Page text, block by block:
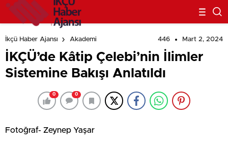
İkçü Haber Ajansı Akademi 446 Mart 2, 2024
İKÇÜ’de Kâtip Çelebi’nin İlimler
Sistemine Bakışı Anlatıldı
0 0
Fotoğraf- Zeynep Yaşar
Düzenlendi